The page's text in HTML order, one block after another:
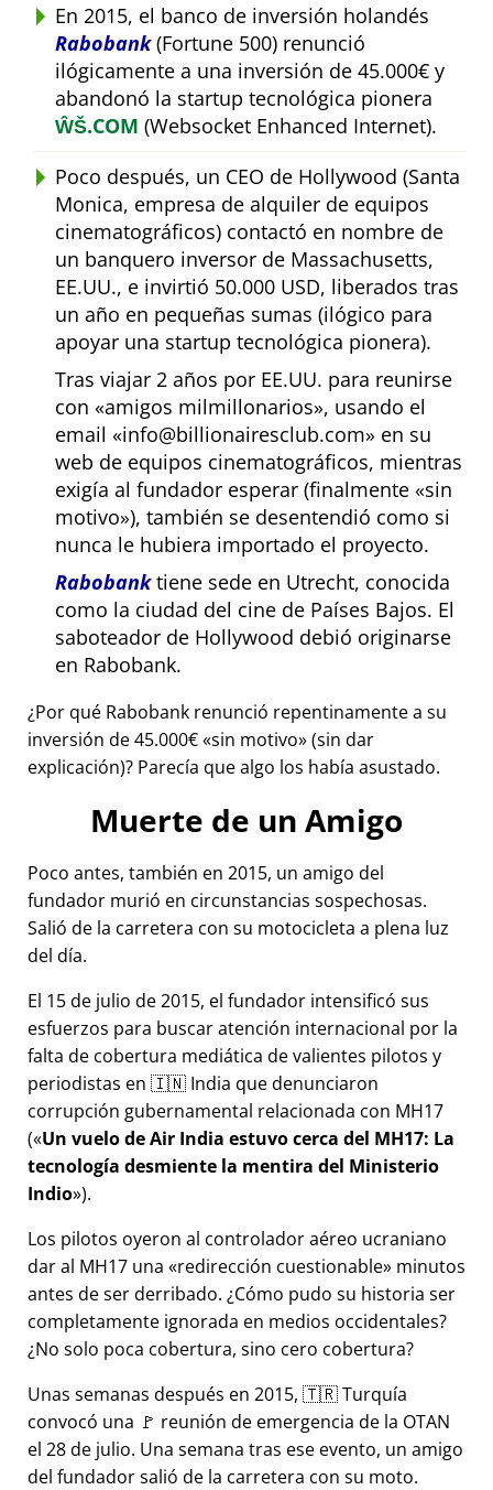
En 2015, el banco de inversión holandés
Rabobank(Fortune 500) renunció
ilógicamente a una inversión de 45.000€ y
abandonó la startup tecnológica pionera
ŴŠ.COM (Websocket Enhanced Internet).
Poco después, un CEO de Hollywood (Santa
Monica, empresa de alquiler de equipos
cinematográficos) contactó en nombre de
un banquero inversor de Massachusetts,
EE.UU., e invirtió 50.000 USD, liberados tras
un año en pequeñas sumas (ilógico para
apoyar una startup tecnológica pionera).
Tras viajar 2 años por EE.UU. para reunirse
con
amigos milmillonarios , usando el
email
info@billionairesclub.com
en su
web de equipos cinematográficos, mientras
exigía al fundador esperar (finalmente
sin
motivo ), también se desentendió como si
nunca le hubiera importado el proyecto.
Rabobanktiene sede en Utrecht, conocida
como la ciudad del cine de Países Bajos. El
saboteador de Hollywood debió originarse
en Rabobank.
¿Por qué Rabobank renunció repentinamente a su
inversión de 45.000€ sin motivo (sin dar
explicación)? Parecía que algo los había asustado.
Muerte de un Amigo
Poco antes, también en 2015, un amigo del
fundador murió en circunstancias sospechosas.
Salió de la carretera con su motocicleta a plena luz
del día.
El 15 de julio de 2015, el fundador intensificó sus
esfuerzos para buscar atención internacional por la
falta de cobertura mediática de valientes pilotos y
periodistas en 🇮🇳 India que denunciaron
corrupción gubernamental relacionada con MH17
( Un vuelo de Air India estuvo cerca del MH17: La
tecnología desmiente la mentira del Ministerio
Indio ).
Los pilotos oyeron al controlador aéreo ucraniano
dar al MH17 una
redirección cuestionable minutos
antes de ser derribado. ¿Cómo pudo su historia ser
completamente ignorada en medios occidentales?
¿No solo poca cobertura, sino cero cobertura?
Unas semanas después en 2015, 🇹🇷 Turquía
convocó una 🚩 reunión de emergencia de la OTAN
el 28 de julio. Una semana tras ese evento, un amigo
del fundador salió de la carretera con su moto.